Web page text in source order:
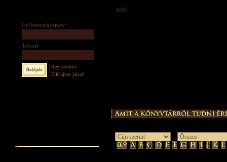
Felhasználónév:
Jelszó:
Regisztráció
Elfelejtett jelszó
fffff